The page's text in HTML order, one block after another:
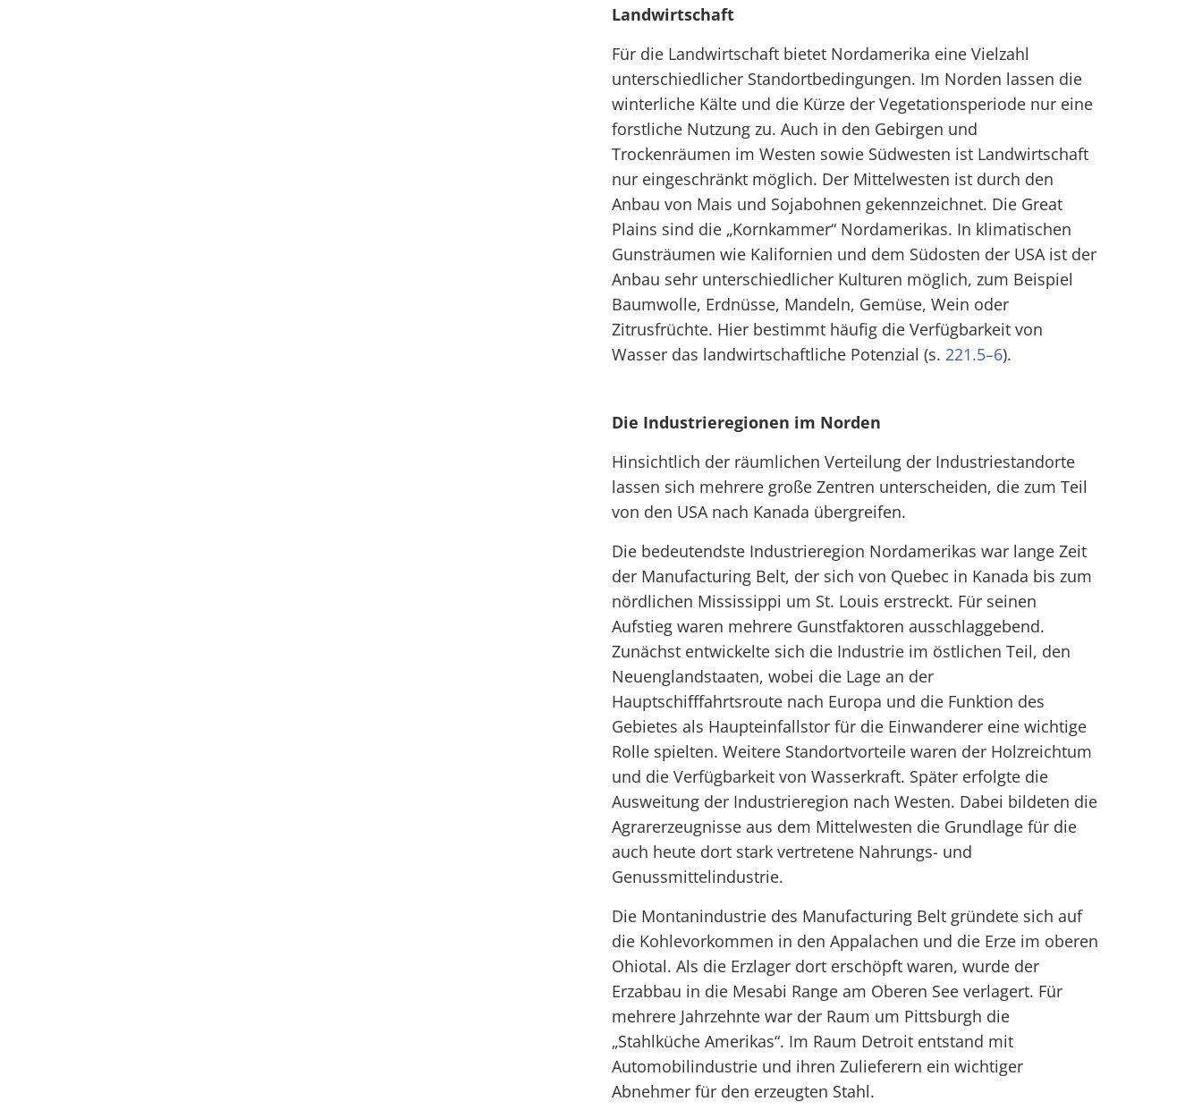
Landwirtschaft
Für die Landwirtschaft bietet Nordamerika eine Vielzahl
unterschiedlicher Standortbedingungen. Im Norden lassen die
winterliche Kälte und die Kürze der Vegetationsperiode nur eine
forstliche Nutzung zu. Auch in den Gebirgen und
Trockenräumen im Westen sowie Südwesten ist Landwirtschaft
nur eingeschränkt möglich. Der Mittelwesten ist durch den
Anbau von Mais und Sojabohnen gekennzeichnet. Die Great
Plains sind die „Kornkammer“ Nordamerikas. In klimatischen
Gunsträumen wie Kalifornien und dem Südosten der USA ist der
Anbau sehr unterschiedlicher Kulturen möglich, zum Beispiel
Baumwolle, Erdnüsse, Mandeln, Gemüse, Wein oder
Zitrusfrüchte. Hier bestimmt häufig die Verfügbarkeit von
Wasser das landwirtschaftliche Potenzial (s. 221.5–6).
Die Industrieregionen im Norden
Hinsichtlich der räumlichen Verteilung der Industriestandorte
lassen sich mehrere große Zentren unterscheiden, die zum Teil
von den USA nach Kanada übergreifen.
Die bedeutendste Industrieregion Nordamerikas war lange Zeit
der Manufacturing Belt, der sich von Quebec in Kanada bis zum
nördlichen Mississippi um St. Louis erstreckt. Für seinen
Aufstieg waren mehrere Gunstfaktoren ausschlaggebend.
Zunächst entwickelte sich die Industrie im östlichen Teil, den
Neuenglandstaaten, wobei die Lage an der
Hauptschifffahrtsroute nach Europa und die Funktion des
Gebietes als Haupteinfallstor für die Einwanderer eine wichtige
Rolle spielten. Weitere Standortvorteile waren der Holzreichtum
und die Verfügbarkeit von Wasserkraft. Später erfolgte die
Ausweitung der Industrieregion nach Westen. Dabei bildeten die
Agrarerzeugnisse aus dem Mittelwesten die Grundlage für die
auch heute dort stark vertretene Nahrungs- und
Genussmittelindustrie.
Die Montanindustrie des Manufacturing Belt gründete sich auf
die Kohlevorkommen in den Appalachen und die Erze im oberen
Ohiotal. Als die Erzlager dort erschöpft waren, wurde der
Erzabbau in die Mesabi Range am Oberen See verlagert. Für
mehrere Jahrzehnte war der Raum um Pittsburgh die
„Stahlküche Amerikas“. Im Raum Detroit entstand mit
Automobilindustrie und ihren Zulieferern ein wichtiger
Abnehmer für den erzeugten Stahl.